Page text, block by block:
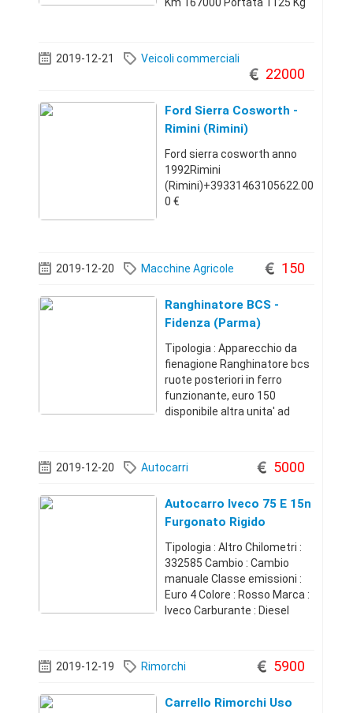
in Sinni
(Potenza)+393487256
2019-12-21 Veicoli commerciali
22000
Ford Sierra Cosworth -
Rimini (Rimini)
Ford sierra cosworth anno
1992Rimini
(Rimini)+39331463105622.00
0 €
2019-12-20 Macchine Agricole 150
Ranghinatore BCS -
Fidenza (Parma)
Tipologia : Apparecchio da
fienagione Ranghinatore bcs
ruote posteriori in ferro
funzionante, euro 150
disponibile altra unita' ad
2019-12-20 Autocarri 5000
Autocarro Iveco 75 E 15n
Furgonato Rigido
Tipologia : Altro Chilometri :
332585 Cambio : Cambio
manuale Classe emissioni :
Euro 4 Colore : Rosso Marca :
Iveco Carburante : Diesel
personalizzazioni laterali
sbiadite) sponda idraulica
2019-12-19 Rimorchi 5900
Carrello Rimorchi Uso